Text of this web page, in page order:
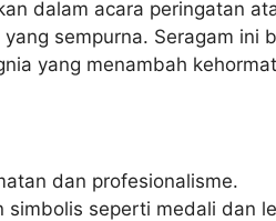
dalam acara peringatan
sempurna. Seragam ini
yang menambah
dan profesionalisme.
simbolis seperti medali dan